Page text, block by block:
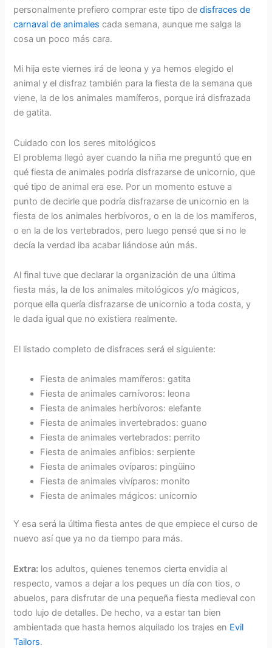
personalmente prefiero comprar este tipo dedisfraces de
carnaval de animales cada semana, aunque me salga la
cosa un poco más cara.
Mi hija este viernes irá de leona y ya hemos elegido el
animal y el disfraz también para la fiesta de la semana que
viene, la de los animales mamíferos, porque irá disfrazada
de gatita.
Cuidado con los seres mitológicos
El problema llegó ayer cuando la niña me preguntó que en
qué fiesta de animales podría disfrazarse de unicornio, que
qué tipo de animal era ese. Por un momento estuve a
punto de decirle que podría disfrazarse de unicornio en la
fiesta de los animales herbívoros, o en la de los mamíferos,
o en la de los vertebrados, pero luego pensé que si no le
decía la verdad iba acabar liándose aún más.
Al final tuve que declarar la organización de una última
fiesta más, la de los animales mitológicos y/o mágicos,
porque ella quería disfrazarse de unicornio a toda costa, y
le dada igual que no existiera realmente.
El listado completo de disfraces será el siguiente:
Fiesta de animales mamíferos: gatita
Fiesta de animales carnívoros: leona
Fiesta de animales herbívoros: elefante
Fiesta de animales invertebrados: guano
Fiesta de animales vertebrados: perrito
Fiesta de animales anfibios: serpiente
Fiesta de animales ovíparos: pingüino
Fiesta de animales vivíparos: monito
Fiesta de animales mágicos: unicornio
Y esa será la última fiesta antes de que empiece el curso de
nuevo así que ya no da tiempo para más.
Extra: los adultos, quienes tenemos cierta envidia al
respecto, vamos a dejar a los peques un día con tios, o
abuelos, para disfrutar de una pequeña fiesta medieval con
todo lujo de detalles. De hecho, va a estar tan bien
ambientada que hasta hemos alquilado los trajes en Evil
Tailors.